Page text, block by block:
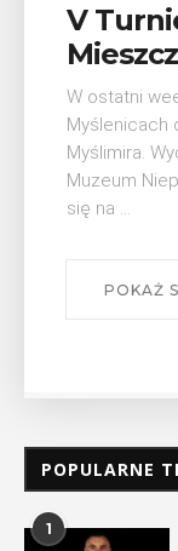
W środę 12
Bibliotece
wykład
POKAŻ
POPULARNE
1